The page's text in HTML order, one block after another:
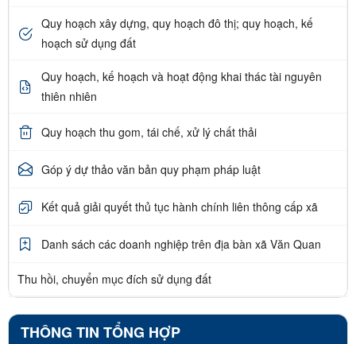
Quy hoạch xây dựng, quy hoạch đô thị; quy hoạch, kế
hoạch sử dụng đất
Quy hoạch, kế hoạch và hoạt động khai thác tài nguyên
thiên nhiên
Quy hoạch thu gom, tái chế, xử lý chất thải
Góp ý dự thảo văn bản quy phạm pháp luật
Kết quả giải quyết thủ tục hành chính liên thông cấp xã
Danh sách các doanh nghiệp trên địa bàn xã Văn Quan
Thu hồi, chuyển mục đích sử dụng đất
THÔNG TIN TỔNG HỢP